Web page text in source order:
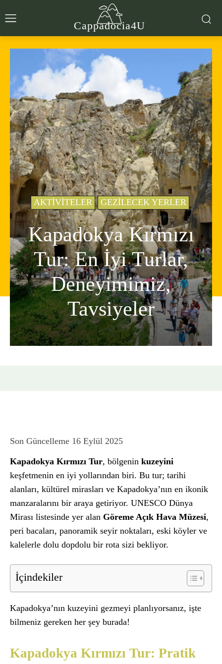
Cappadocia4U
AKTIVITELER GEZILECEK YERLER
Kapadokya Kırmızı
Tur: En İyi Turlar,
Deneyimimiz,
Tavsiyeler
Son Güncelleme 16 Eylül 2025
Kapadokya Kırmızı Tur, bölgenin kuzeyini
keşfetmenin en iyi yollarından biri. Bu tur; tarihi
alanları, kültürel mirasları ve Kapadokya’nın en ikonik
manzaralarını bir araya getiriyor. UNESCO Dünya
Mirası listesinde yer alan Göreme Açık Hava Müzesi,
peri bacaları, panoramik seyir noktaları, eski köyler ve
kalelerle dolu dopdolu bir rota sizi bekliyor.
İçindekiler
Kapadokya’nın kuzeyini gezmeyi planlıyorsanız, işte
bilmeniz gereken her şey burada!
Kapadokya Kırmızı Tur: Pratik